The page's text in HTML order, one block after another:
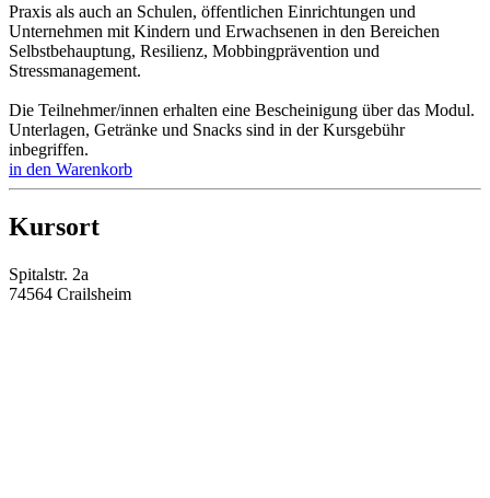
Praxis als auch an Schulen, öffentlichen Einrichtungen und
Unternehmen mit Kindern und Erwachsenen in den Bereichen
Selbstbehauptung, Resilienz, Mobbingprävention und
Stressmanagement.
Die Teilnehmer/innen erhalten eine Bescheinigung über das Modul.
Unterlagen, Getränke und Snacks sind in der Kursgebühr
inbegriffen.
in den Warenkorb
Kursort
Spitalstr. 2a
74564 Crailsheim